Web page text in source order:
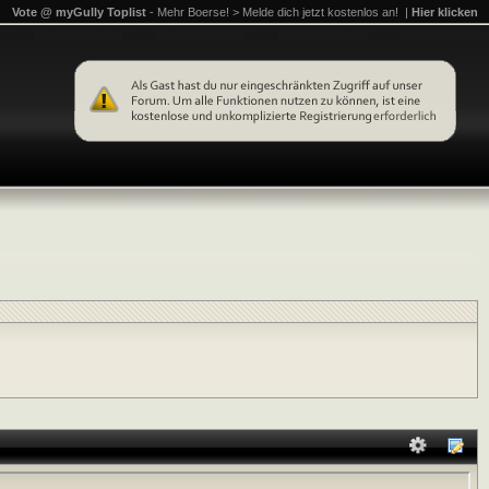
Vote @ myGully Toplist - Mehr Boerse! > Melde dich jetzt kostenlos an! | Hier klicken